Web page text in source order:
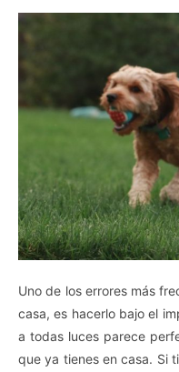
Uno de los errores más
casa, es hacerlo bajo el
a todas luces parece
que ya tienes en casa. Si